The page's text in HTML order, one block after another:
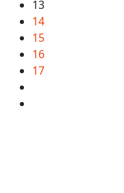
13
14
15
16
17